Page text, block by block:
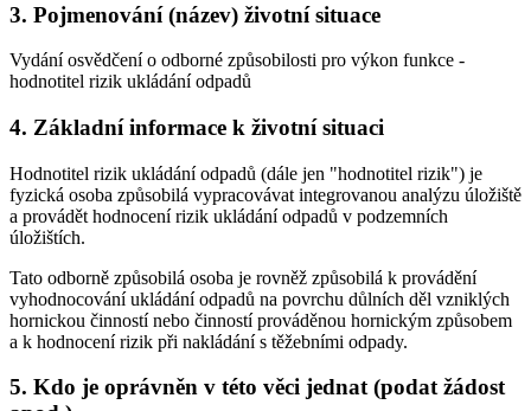
3. Pojmenování (název) životní situace
Vydání osvědčení o odborné způsobilosti pro výkon funkce -
hodnotitel rizik ukládání odpadů
4. Základní informace k životní situaci
Hodnotitel rizik ukládání odpadů (dále jen "hodnotitel rizik") je
fyzická osoba způsobilá vypracovávat integrovanou analýzu úložiště
a provádět hodnocení rizik ukládání odpadů v podzemních
úložištích.
Tato odborně způsobilá osoba je rovněž způsobilá k provádění
vyhodnocování ukládání odpadů na povrchu důlních děl vzniklých
hornickou činností nebo činností prováděnou hornickým způsobem
a k hodnocení rizik při nakládání s těžebními odpady.
5. Kdo je oprávněn v této věci jednat (podat žádost